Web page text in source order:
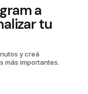
a
tu
y creá
más importantes.